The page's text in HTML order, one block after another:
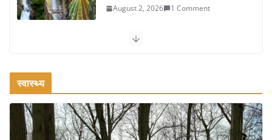
August 2, 2026 1 Comment
कश्मीर यात्रा गाइड: प्राकृतिक सुंदरता और
वजन घटाने के लिए 8 बेहतरीन वॉकिंग
एक्सरसाइज: 1 महीने में पाएं 3-4 किलो कम
वजन
स्वास्थ्य